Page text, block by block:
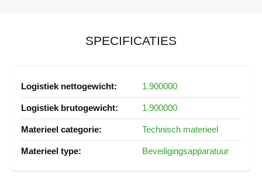
SPECIFICATIES
Meer
informatie
1.900000
1.900000
Technisch materieel
Beveiligingsapparatuur